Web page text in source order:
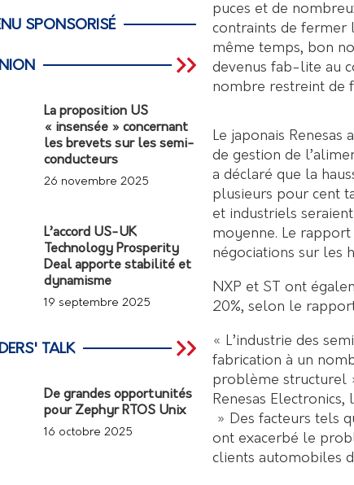
puces et de
contraints de fermer
même temps, bon
devenus fab-lite au
nombre restreint de
Le japonais
de gestion de
a déclaré que la
plusieurs pour cent
et industriels
moyenne. Le
négociations sur les
NXP et ST ont
20%, selon le
« L’industrie des
fabrication à un
problème structurel
Renesas
» Des facteurs tels
ont exacerbé le
clients automobiles
SPONSORISÉ
La proposition US
« insensée » concernant
les brevets sur les semi-
conducteurs
26 novembre 2025
L’accord US-UK
Technology Prosperity
Deal apporte stabilité et
dynamisme
19 septembre 2025
TALK
De grandes opportunités
pour Zephyr RTOS Unix
16 octobre 2025